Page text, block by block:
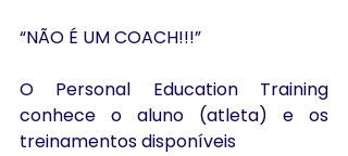
“NÃO É UM COACH!!!”
O Personal Education Training
conhece o aluno (atleta) e os
treinamentos disponíveis